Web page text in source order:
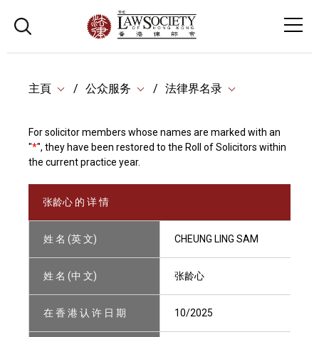
主頁 公众服务 法律界名录
For solicitor members whose names are marked with an
"*", they have been restored to the Roll of Solicitors within
the current practice year.
张龄心 的 详 情
姓 名 (英 文) CHEUNG LING SAM
姓 名 (中 文) 张龄心
在 香 港 认 许 日 期 10/2025